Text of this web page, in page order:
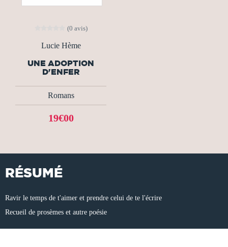
(0 avis)
Lucie Hème
UNE ADOPTION
D'ENFER
Romans
19€00
RÉSUMÉ
Ravir le temps de t'aimer et prendre celui de te l'écrire
Recueil de prosèmes et autre poésie